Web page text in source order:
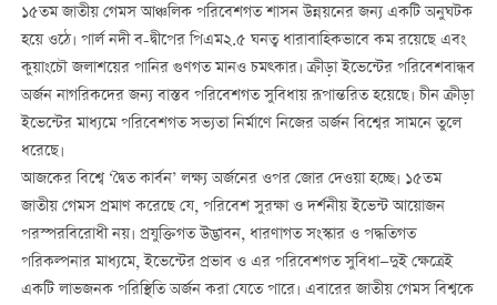
১৫তম জাতীয় গেমস আঞ্চলিক পরিবেশগত শাসন উন্নয়নের জন্য একটি অনুঘটক
হয়ে ওঠে। পার্ল নদী ব-দ্বীপের পিএম২.৫ ঘনত্ব ধারাবাহিকভাবে কম রয়েছে এবং
কুয়াংচৌ জলাশয়ের পানির গুণগত মানও চমত্কার। ক্রীড়া ইভেন্টের পরিবেশবান্ধব
অর্জন নাগরিকদের জন্য বাস্তব পরিবেশগত সুবিধায় রূপান্তরিত হয়েছে। চীন ক্রীড়া
ইভেন্টের মাধ্যমে পরিবেশগত সভ্যতা নির্মাণে নিজের অর্জন বিশ্বের সামনে তুলে
ধরেছে।
আজকের বিশ্বে ‘দ্বৈত কার্বন’ লক্ষ্য অর্জনের ওপর জোর দেওয়া হচ্ছে। ১৫তম
জাতীয় গেমস প্রমাণ করেছে যে, পরিবেশ সুরক্ষা ও দর্শনীয় ইভেন্ট আয়োজন
পরস্পরবিরোধী নয়। প্রযুক্তিগত উদ্ভাবন, ধারণাগত সংস্কার ও পদ্ধতিগত
পরিকল্পনার মাধ্যমে, ইভেন্টের প্রভাব ও এর পরিবেশগত সুবিধা—দুই ক্ষেত্রেই
একটি লাভজনক পরিস্থিতি অর্জন করা যেতে পারে। এবারের জাতীয় গেমস বিশ্বকে